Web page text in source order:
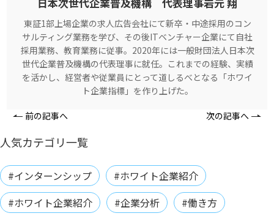
東証1部上場企業の求人広告会社にて新卒・中途採用のコン
サルティング業務を学び、その後ITベンチャー企業にて自社
採用業務、教育業務に従事。2020年には一般財団法人日本次
世代企業普及機構の代表理事に就任。これまでの経験、実績
を活かし、経営者や従業員にとって道しるべとなる「ホワイ
ト企業指標」を作り上げた。
前の記事へ 次の記事へ
人気カテゴリ一覧
#インターンシップ
#ホワイト企業紹介
#ホワイト企業紹介
#企業分析
#働き方